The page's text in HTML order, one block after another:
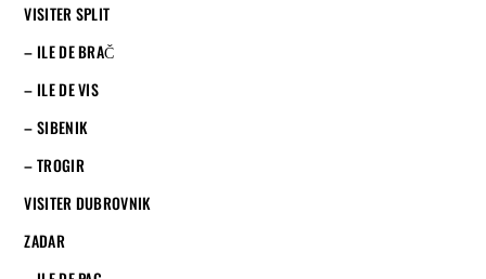
VISITER SPLIT
– ILE DE BRAČ
– ILE DE VIS
– SIBENIK
– TROGIR
VISITER DUBROVNIK
ZADAR